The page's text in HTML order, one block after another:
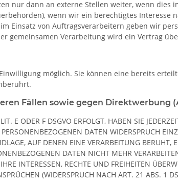
nur dann an externe Stellen weiter, wenn
wenn wir ein berechtigtes Interesse
Einsatz von Auftragsverarbeitern geben wir
gemeinsamen Verarbeitung wird ein Vertrag
möglich. Sie können eine bereits
Fällen sowie gegen Direktwerbung
E ODER F DSGVO ERFOLGT, HABEN SIE
DATEN WIDERSPRUCH
AUF DENEN EINE VERARBEITUNG
DATEN NICHT MEHR
INTERESSEN, RECHTE UND FREIHEITEN
(WIDERSPRUCH NACH ART. 21 ABS. 1